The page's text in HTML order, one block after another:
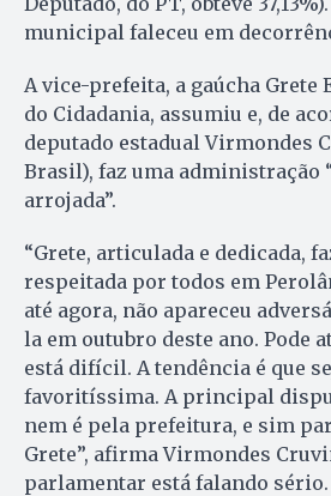
municipal faleceu em
A vice-prefeita, a gaúcha Grete
do Cidadania, assumiu e, de
deputado estadual Virmondes
Brasil), faz uma administração
arrojada”.
“Grete, articulada e dedicada,
respeitada por todos em
até agora, não apareceu
la em outubro deste ano. Pode
está difícil. A tendência é que
favoritíssima. A principal
nem é pela prefeitura, e sim
Grete”, afirma Virmondes
parlamentar está falando sério.